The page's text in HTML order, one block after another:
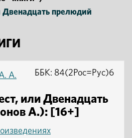
Двенадцать прелюдий
А.
или Двенадцать
А.): [16+]
ББК: 84(2Рос=Рус)6